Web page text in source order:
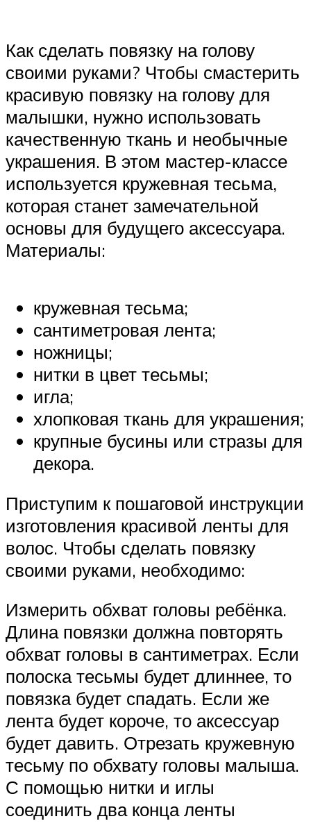
Как сделать повязку на голову
своими руками? Чтобы смастерить
красивую повязку на голову для
малышки, нужно использовать
качественную ткань и необычные
украшения. В этом мастер-классе
используется кружевная тесьма,
которая станет замечательной
основы для будущего аксессуара.
Материалы:
кружевная тесьма;
сантиметровая лента;
ножницы;
нитки в цвет тесьмы;
игла;
хлопковая ткань для украшения;
крупные бусины или стразы для
декора.
Приступим к пошаговой инструкции
изготовления красивой ленты для
волос. Чтобы сделать повязку
своими руками, необходимо:
Измерить обхват головы ребёнка.
Длина повязки должна повторять
обхват головы в сантиметрах. Если
полоска тесьмы будет длиннее, то
повязка будет спадать. Если же
лента будет короче, то аксессуар
будет давить. Отрезать кружевную
тесьму по обхвату головы малыша.
С помощью нитки и иглы
соединить два конца ленты